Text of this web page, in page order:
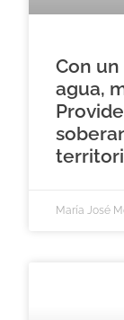
Con
agua,
María José